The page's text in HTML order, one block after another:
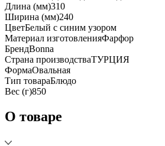
Длина (мм)310
Ширина (мм)240
ЦветБелый с синим узором
Материал изготовленияФарфор
БрендBonna
Страна производстваТУРЦИЯ
ФормаОвальная
Тип товараБлюдо
Вес (г)850
О товаре